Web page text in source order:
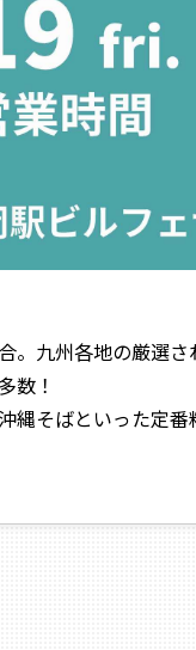
。九州各地の厳選
数！
縄そばといった定